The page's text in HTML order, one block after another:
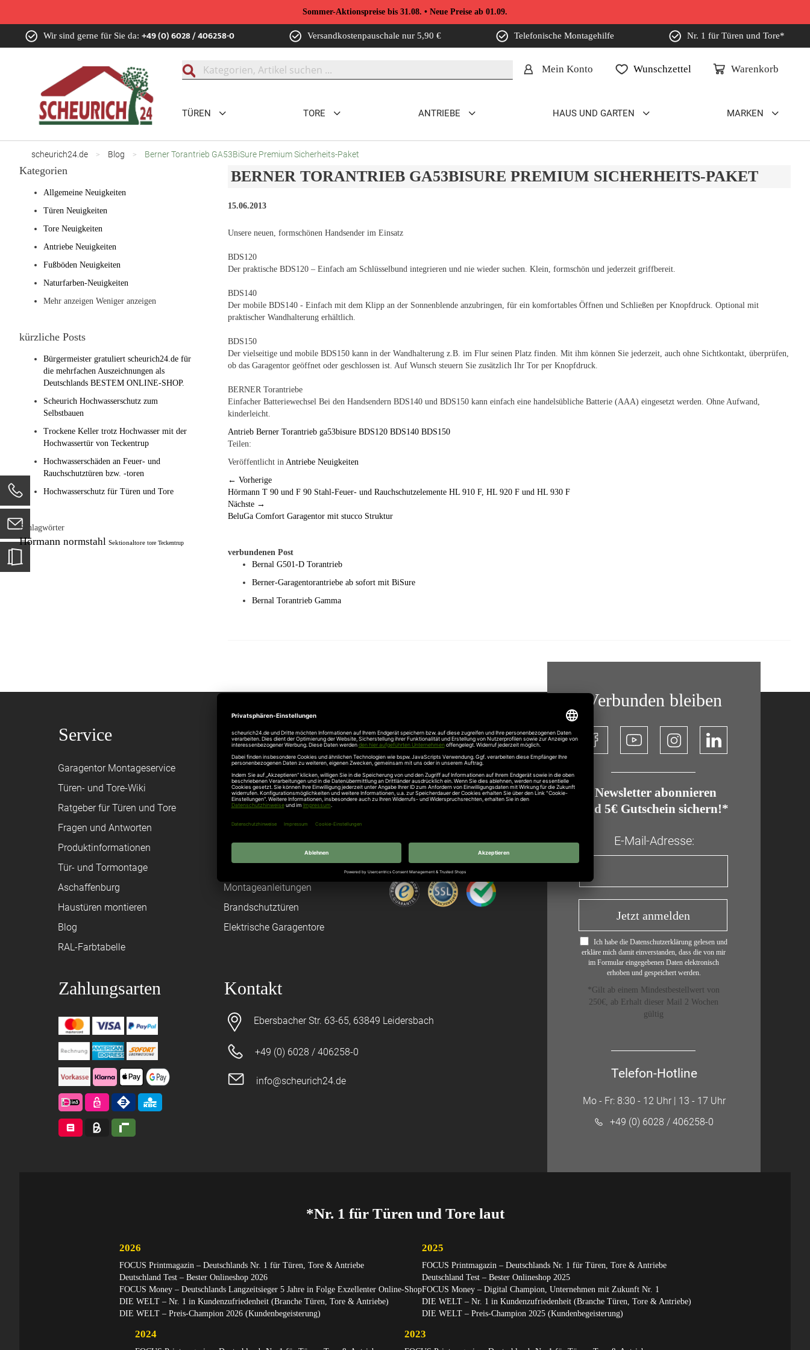
Sommer-Aktionspreise bis 31.08. • Neue Preise ab 01.09.
Zum
Inhalt
Wir sind gerne für Sie da: +49 (0) 6028 / 406258-0 Versandkostenpauschale nur 5,90 € Telefonische Montagehilfe Nr. 1 für Türen und Tore*
Warenkorb
Mein Konto Wunschzettel
TÜREN TORE ANTRIEBE HAUS UND GARTEN MARKEN
scheurich24.de Blog Berner Torantrieb GA53BiSure Premium Sicherheits-Paket
BERNER TORANTRIEB GA53BISURE PREMIUM SICHERHEITS-PAKET
15.06.2013
Unsere neuen, formschönen Handsender im Einsatz
BDS120
Der praktische BDS120 – Einfach am Schlüsselbund integrieren und nie wieder suchen. Klein, formschön und jederzeit griffbereit.
BDS140
Der mobile BDS140 - Einfach mit dem Klipp an der Sonnenblende anzubringen, für ein komfortables Öffnen und Schließen per Knopfdruck. Optional mit
praktischer Wandhalterung erhältlich.
BDS150
Der vielseitige und mobile BDS150 kann in der Wandhalterung z.B. im Flur seinen Platz finden. Mit ihm können Sie jederzeit, auch ohne Sichtkontakt, überprüfen,
ob das Garagentor geöffnet oder geschlossen ist. Auf Wunsch steuern Sie zusätzlich Ihr Tor per Knopfdruck.
BERNER Torantriebe
Einfacher Batteriewechsel Bei den Handsendern BDS140 und BDS150 kann einfach eine handelsübliche Batterie (AAA) eingesetzt werden. Ohne Aufwand,
kinderleicht.
Antrieb Berner Torantrieb ga53bisure BDS120 BDS140 BDS150
Teilen:
Veröffentlicht in Antriebe Neuigkeiten
← Vorherige
Hörmann T 90 und F 90 Stahl-Feuer- und Rauchschutzelemente HL 910 F, HL 920 F und HL 930 F
Nächste →
BeluGa Comfort Garagentor mit stucco Struktur
verbundenen Post
Bernal G501-D Torantrieb
Berner-Garagentorantriebe ab sofort mit BiSure
Bernal Torantrieb Gamma
Kategorien
Allgemeine Neuigkeiten
Türen Neuigkeiten
Tore Neuigkeiten
Antriebe Neuigkeiten
Fußböden Neuigkeiten
Naturfarben-Neuigkeiten
Mehr anzeigen Weniger anzeigen
kürzliche Posts
Bürgermeister gratuliert scheurich24.de für
die mehrfachen Auszeichnungen als
Deutschlands BESTEM ONLINE-SHOP.
Scheurich Hochwasserschutz zum
Selbstbauen
Trockene Keller trotz Hochwasser mit der
Hochwassertür von Teckentrup
Hochwasserschäden an Feuer- und
Rauchschutztüren bzw. -toren
Hochwasserschutz für Türen und Tore
Schlagwörter
Hörmann normstahl Sektionaltore tore Teckentrup
Service
Garagentor Montageservice
Türen- und Tore-Wiki
Ratgeber für Türen und Tore
Fragen und Antworten
Produktinformationen
Tür- und Tormontage
Aschaffenburg
Haustüren montieren
Blog
RAL-Farbtabelle
Shop
Versand
Zahlungsarten
Bestellvorgang
Registrieren
Federanfrage
Montageanleitungen
Brandschutztüren
Elektrische Garagentore
Unternehmen
Über uns
Stellenangebote
Hörmann Sektionaltor
Zahlungsarten Kontakt
Ebersbacher Str. 63-65, 63849 Leidersbach
+49 (0) 6028 / 406258-0
info@scheurich24.de
Verbunden bleiben
​ Newsletter abonnieren
und 5€ Gutschein sichern!*
E-Mail-Adresse:
Jetzt anmelden
Ich habe die Datenschutzerklärung gelesen und
erkläre mich damit einverstanden, dass die von mir
im Formular eingegebenen Daten elektronisch
erhoben und gespeichert werden.
*Gilt ab einem Mindestbestellwert von
250€, ab Erhalt dieser Mail 2 Wochen
gültig
Telefon-Hotline
Mo - Fr: 8:30 - 12 Uhr | 13 - 17 Uhr
+49 (0) 6028 / 406258-0
*Nr. 1 für Türen und Tore laut
2026
FOCUS Printmagazin – Deutschlands Nr. 1 für Türen, Tore & Antriebe
Deutschland Test – Bester Onlineshop 2026
FOCUS Money – Deutschlands Langzeitsieger 5 Jahre in Folge Exzellenter Online-Shop
DIE WELT – Nr. 1 in Kundenzufriedenheit (Branche Türen, Tore & Antriebe)
DIE WELT – Preis-Champion 2026 (Kundenbegeisterung)
2025
FOCUS Printmagazin – Deutschlands Nr. 1 für Türen, Tore & Antriebe
Deutschland Test – Bester Onlineshop 2025
FOCUS Money – Digital Champion, Unternehmen mit Zukunft Nr. 1
DIE WELT – Nr. 1 in Kundenzufriedenheit (Branche Türen, Tore & Antriebe)
DIE WELT – Preis-Champion 2025 (Kundenbegeisterung)
2024 2023